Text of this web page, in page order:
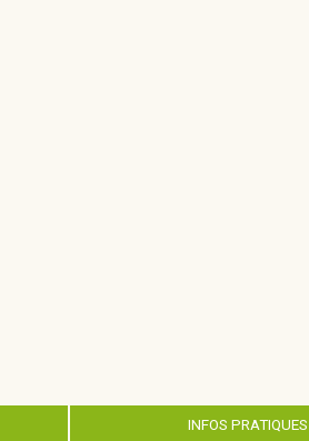
INFOS PRATIQUES